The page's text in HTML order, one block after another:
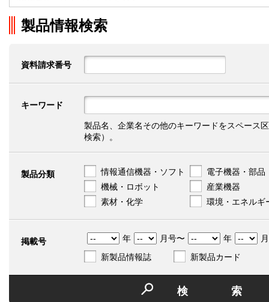
製品情報検索
資料請求番号
キーワード
製品名、企業名その他のキーワードをスペース
検索）。
製品分類 情報通信機器・ソフト
電子機器・部品
機械・ロボット
産業機器
素材・化学
環境・エネルギ
掲載号 年 月号〜 年
新製品情報誌
新製品カード
検